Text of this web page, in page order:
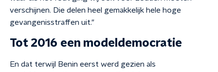
verschijnen. Die delen heel gemakkelijk hele hoge
gevangenisstraffen uit."
Tot 2016 een modeldemocratie
En dat terwijl Benin eerst werd gezien als